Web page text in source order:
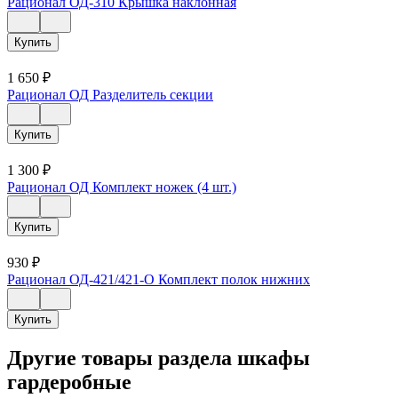
Купить
1 650 ₽
Рационал ОД Разделитель секции
Купить
1 300 ₽
Рационал ОД Комплект ножек (4 шт.)
Купить
930 ₽
Рационал ОД-421/421-О Комплект полок нижних
Купить
Другие товары раздела шкафы
гардеробные